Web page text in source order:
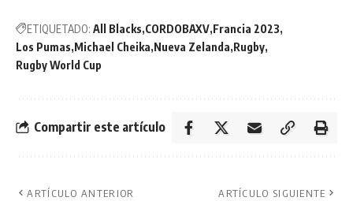
ETIQUETADO: All Blacks CORDOBAXV Francia 2023
Los Pumas Michael Cheika Nueva Zelanda Rugby
Rugby World Cup
Compartir este artículo
ARTÍCULO ANTERIOR ARTÍCULO SIGUIENTE